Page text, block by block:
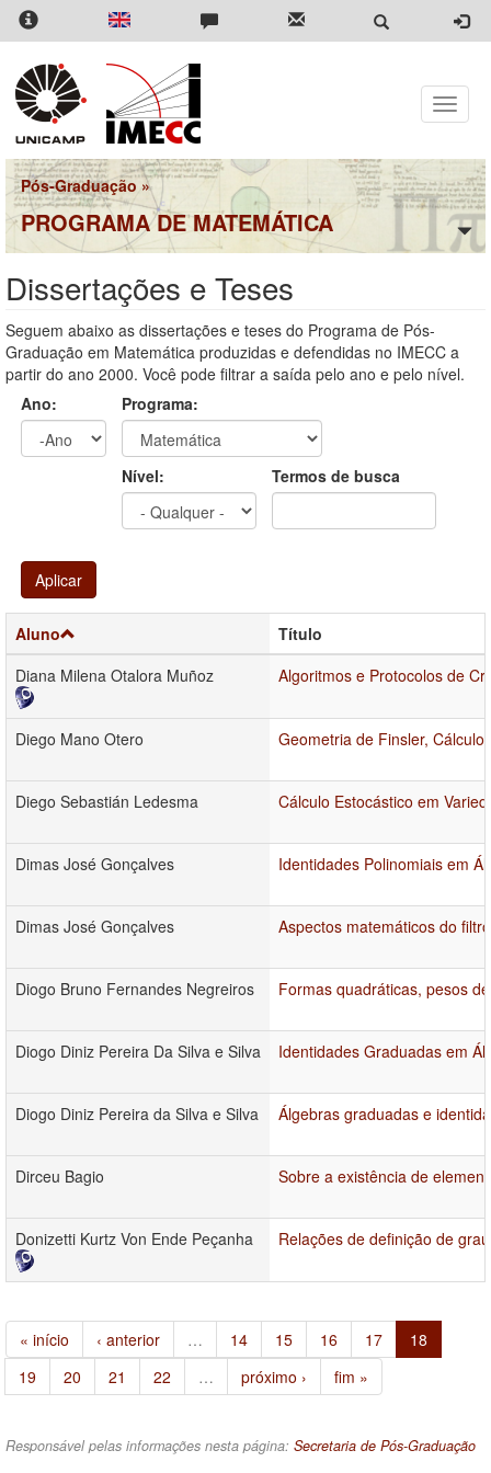
Pular
para
conteúdo
principal
Toggle
Pós-Graduação »
PROGRAMA DE MATEMÁTICA
Dissertações e Teses
Seguem abaixo as dissertações e teses do Programa de Pós-
Graduação em Matemática produzidas e defendidas no IMECC a
partir do ano 2000. Você pode filtrar a saída pelo ano e pelo nível.
Ano:
Programa:
Nível: Termos de busca
Aplicar
Aluno
Título
Diana Milena Otalora Muñoz
Algoritmos e Protocolos de
Diego Mano Otero Geometria de Finsler,
Diego Sebastián Ledesma Cálculo Estocástico em
Dimas José Gonçalves Identidades Polinomiais em
Dimas José Gonçalves Aspectos matemáticos do
Diogo Bruno Fernandes Negreiros Formas quadráticas, pesos
Diogo Diniz Pereira Da Silva e Silva Identidades Graduadas em
Diogo Diniz Pereira da Silva e Silva Álgebras graduadas e
Dirceu Bagio Sobre a existência de
Donizetti Kurtz Von Ende Peçanha Relações de definição de
« início ‹ anterior … 14 15 16 17
18
19
20 21 22 … próximo › fim »
Responsável pelas informações nesta página: Secretaria de Pós-Graduação